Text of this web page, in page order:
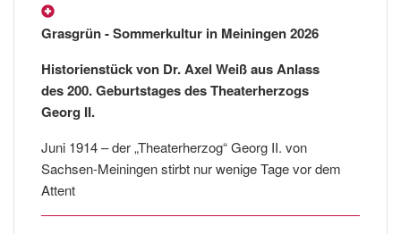
Grasgrün - Sommerkultur in Meiningen 2026
Historienstück von Dr. Axel Weiß aus Anlass
des 200. Geburtstages des Theaterherzogs
Georg II.
Juni 1914 – der „Theaterherzog“ Georg II. von
Sachsen-Meiningen stirbt nur wenige Tage vor dem
Attent